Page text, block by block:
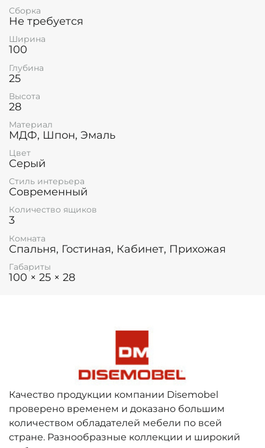
Сборка
Не требуется
Ширина
100
Глубина
25
Высота
28
Материал
МДФ, Шпон, Эмаль
Цвет
Серый
Стиль интерьера
Современный
Количество ящиков
3
Комната
Спальня, Гостиная, Кабинет, Прихожая
Габариты
100 × 25 × 28
Качество продукции компании Disemobel
проверено временем и доказано большим
количеством обладателей мебели по всей
стране. Разнообразные коллекции и широкий